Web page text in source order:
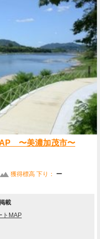
〜美濃加茂市〜
獲得標高 下り：
ー
載
トMAP